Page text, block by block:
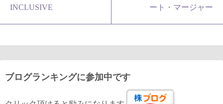
INCLUSIVE
ート・マージャー
ブログランキングに参加中です